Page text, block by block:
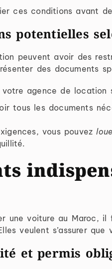
ces conditions avant
potentielles
peuvent avoir des
des documents
agence de location
tous les documents
vous pouvez
une voiture au Maroc,
veulent s’assurer
et permis